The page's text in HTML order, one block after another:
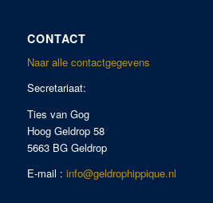
CONTACT
Naar alle contactgegevens
Secretariaat:
Ties van Gog
Hoog Geldrop 58
5663 BG Geldrop
E-mail : info@geldrophippique.nl